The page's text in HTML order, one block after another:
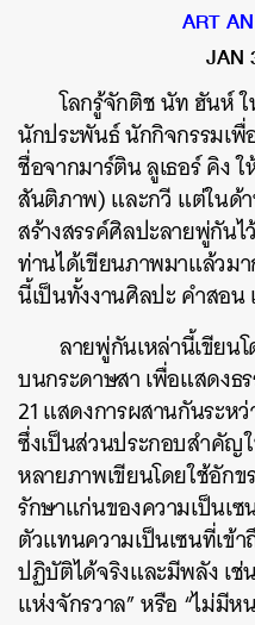
ART
JAN
โลกรู้จักติช นัท ฮันห์
นักประพันธ์ นักกิจกรรมเพื่
ชื่อจากมาร์ติน ลูเธอร์ คิง ใ
สันติภาพ) และกวี แต่ในด้
สร้างสรรค์ศิลปะลายพู่กัน
ท่านได้เขียนภาพมาแล้วม
นี้เป็นทั้งงานศิลปะ คำสอน
ลายพู่กันเหล่านี้เขียน
บนกระดาษสา เพื่อแสดง
21 แสดงการผสานกันระห
ซึ่งเป็นส่วนประกอบสำคั
หลายภาพเขียนโดยใช้อัก
รักษาแก่นของความเป็นเ
ตัวแทนความเป็นเซนที่เข้
ปฏิบัติได้จริงและมีพลัง เช่
แห่งจักรวาล” หรือ “ไม่มี